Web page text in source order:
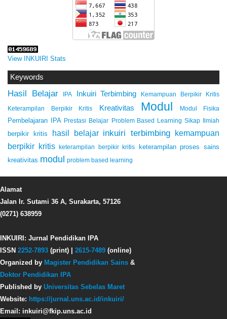
View INKUIRI Stats
Keywords
Hasil Belajar IPA Inkuiri Terbimbing Kemampuan Berpikir Kritis
Keterampilan Berpikir Kritis Kreativitas Modul Modul Fisika
Pembelajaran IPA Prestasi Belajar Problem Based Learning Sikap Ilmiah
berpikir kritis hasil belajar inkuiri terbimbing kemampuan
berpikir kritis
keterampilan berpikir kritis
keterampilan proses sains
kreativitas modul problem based learning
Alamat
Jalan Ir. Sutami 36 A, Surakarta, 57126
(0271) 638959
INKUIRI: Jurnal Pendidikan IPA
ISSN 2252-7893 (print) | 2615-7489 (online)
Organized by Magister Pendidikan Sains &
Doktor Pendidikan IPA
Published by Universitas Sebelas Maret
Website: https://jurnal.uns.ac.id/inkuiri/
Email: inkuiri@fkip.uns.ac.id